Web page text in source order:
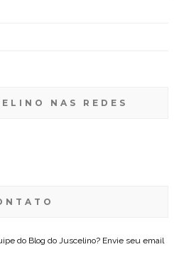
NAS REDES
do Blog do Juscelino? Envie seu email